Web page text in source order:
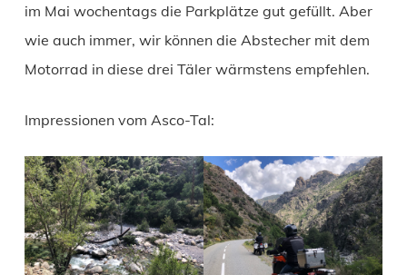
im Mai wochentags die Parkplätze gut gefüllt. Aber
wie auch immer, wir können die Abstecher mit dem
Motorrad in diese drei Täler wärmstens empfehlen.
Impressionen vom Asco-Tal: